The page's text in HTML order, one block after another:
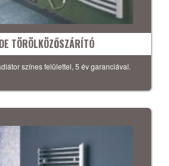
TÖRÖLKÖZŐSZÁRÍTÓ
színes felülettel, 5 év garanciával.